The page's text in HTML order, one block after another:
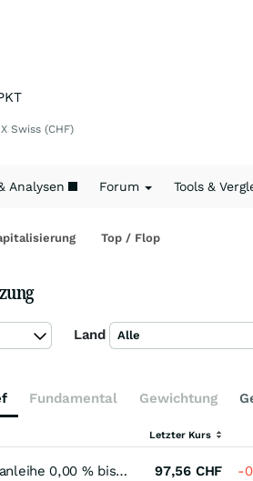
Swiss (CHF)
Analysen Forum Tools &
Top / Flop
Land Alle
Fundamental Gewichtung
Letzter Kurs
Schweiz Staatsanleihe 0,00 % bis 06/34 97,56 CHF -